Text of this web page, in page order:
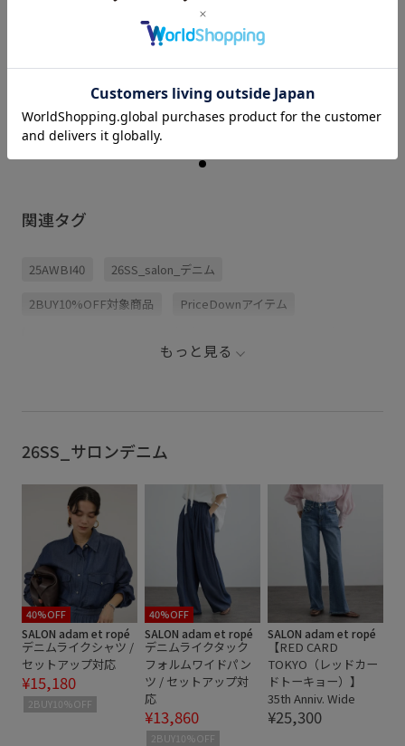
パーソナルカラー： ブルべ夏
普段のボトムスサイズ： S(36〜
カラー : ブルー系 (47)
関連タグ
25AWBI40 26SS_salon_デニム
2BUY10%OFF対象商品 PriceDownアイテム
公式サイト限定 定番
もっと見る
26SS_サロンデニム
40%OFF
SALON adam et ropé
デニムライクシャツ /
セットアップ対応
¥15,180
2BUY10%OFF
40%OFF
SALON adam et ropé
デニムライクタック
フォルムワイドパン
ツ / セットアップ対
応
¥13,860
2BUY10%OFF
SALON adam et ropé
【RED CARD
TOKYO（レッドカー
ドトーキョー）】
35th Anniv. Wide
¥25,300